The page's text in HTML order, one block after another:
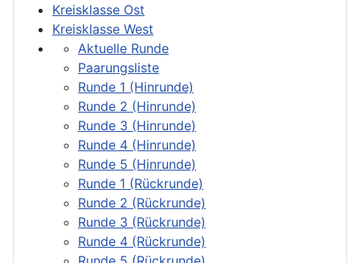
Kreisklasse Ost
Kreisklasse West
Aktuelle Runde
Paarungsliste
Runde 1 (Hinrunde)
Runde 2 (Hinrunde)
Runde 3 (Hinrunde)
Runde 4 (Hinrunde)
Runde 5 (Hinrunde)
Runde 1 (Rückrunde)
Runde 2 (Rückrunde)
Runde 3 (Rückrunde)
Runde 4 (Rückrunde)